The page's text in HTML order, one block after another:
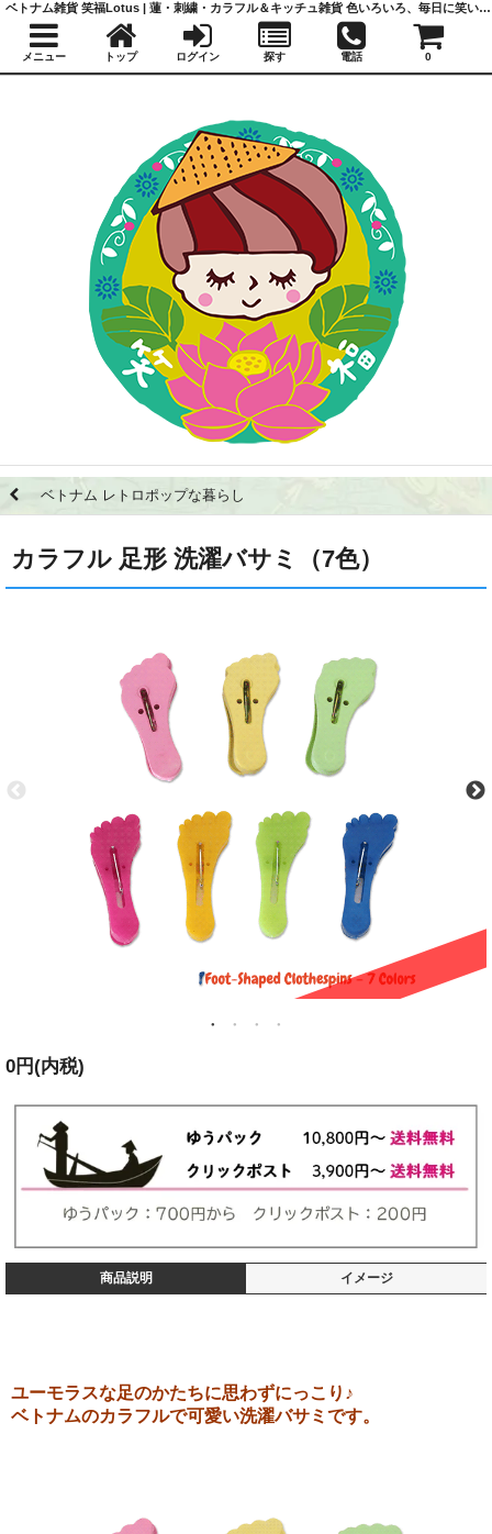
ベトナム レトロポップな暮らし
カラフル 足形 洗濯バサミ（7色）
0円(内税)
商品説明 イメージ
ユーモラスな足のかたちに思わずにっこり♪
ベトナムのカラフルで可愛い洗濯バサミです。
ベトナム雑貨 笑福Lotus | 蓮・刺繍・カラフル＆キッチュ雑貨 色いろいろ、毎日に笑いと福を
メニュー トップ ログイン 探す 電話 0